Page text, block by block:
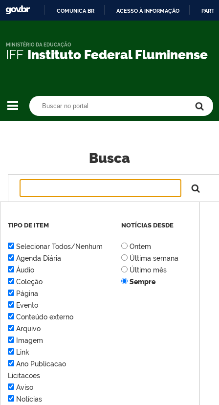
CONTEÚDO
COMUNICA BR ACESSO À INFORMAÇÃO
IFF Instituto Federal Fluminense
MINISTÉRIO DA EDUCAÇÃO
Busca
TIPO DE ITEM
Selecionar Todos/Nenhum
Agenda Diária
Áudio
Coleção
Página
Evento
Conteúdo externo
Arquivo
Imagem
Link
Ano Publicacao
Licitacoes
Aviso
Notícias
NOTÍCIAS DESDE
Ontem
Última semana
Último mês
Sempre